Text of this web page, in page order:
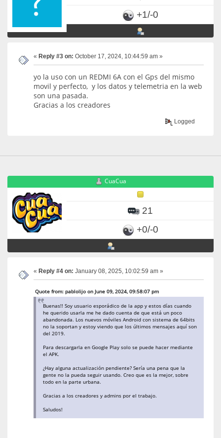
+1/-0
« Reply #3 on: October 17, 2024, 10:44:59 am »
yo la uso con un REDMI 6A con el Gps del mismo
movil y perfecto, y los datos y telemetria en la web
son una pasada.
Gracias a los creadores
Logged
CuaCua
21
+0/-0
« Reply #4 on: January 08, 2025, 10:02:59 am »
Quote from: pablolijo on June 09, 2024, 09:58:07 pm
Buenas!! Soy usuario esporádico de la app y estos días cuando
he querido usarla me he dado cuenta de que está un poco
abandonada. Los nuevos móviles Android con sistema de 64bits
no la soportan y estoy viendo que los últimos mensajes aquí son
del 2019.
Para descargarla en Google Play solo se puede hacer mediante
el APK.
¿Hay alguna actualización pendiente? Sería una pena que la
gente no la pueda seguir usando. Creo que es la mejor, sobre
todo en la parte urbana.
Gracias a los creadores y admins por el trabajo.
Saludos!